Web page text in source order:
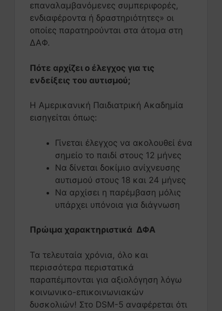
επαναλαμβανόμενες συμπεριφορές,
ενδιαφέροντα ή δραστηριότητες» οι
οποίες παρατηρούνται στα άτομα στη
ΔΑΦ.
Πότε αρχίζει ο έλεγχος για τις
ενδείξεις του αυτισμού;
Η Αμερικανική Παιδιατρική Ακαδημία
εισηγείται όπως:
Γίνεται έλεγχος να ακολουθεί ένα
σημείο το παιδί στους 12 μήνες
Να δίνεται δοκίμιο ανίχνευσης
αυτισμού στους 18 και 24 μήνες
Να αρχίσει η παρέμβαση μόλις
υπάρχει υπόνοια για διάγνωση
Πρώιμα χαρακτηριστικά ΔΦΑ
Τα τελευταία χρόνια, όλο και
περισσότερα περιστατικά
παραπέμπονται για αξιολόγηση λόγω
κοινωνικο-επικοινωνιακών
δυσκολιών! Στο DSM-5 αναφέρεται ότι